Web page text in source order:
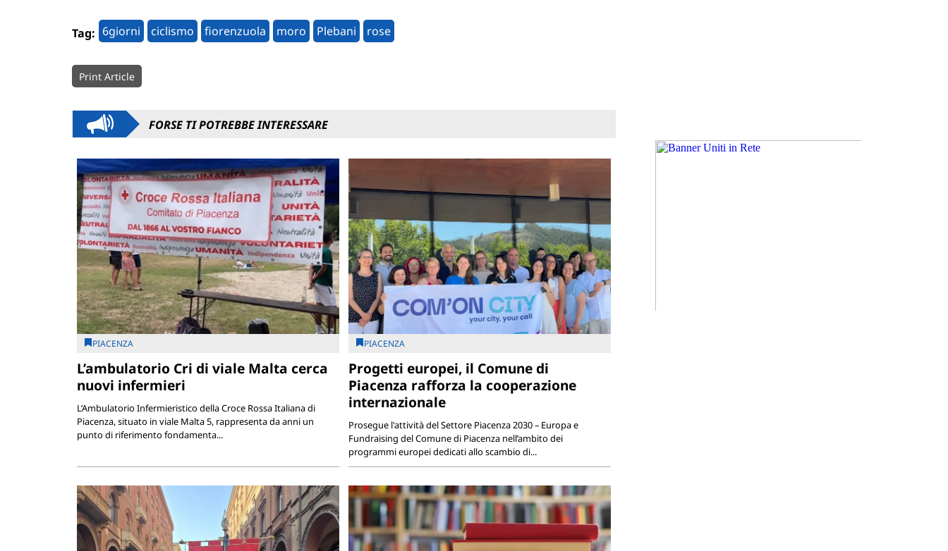
Tag: 6giorni ciclismo fiorenzuola moro Plebani rose
Print Article
FORSE TI POTREBBE INTERESSARE
PIACENZA
L’ambulatorio Cri di viale Malta cerca
nuovi infermieri
L’Ambulatorio Infermieristico della Croce Rossa Italiana di
Piacenza, situato in viale Malta 5, rappresenta da anni un
punto di riferimento fondamenta...
PIACENZA
Progetti europei, il Comune di
Piacenza rafforza la cooperazione
internazionale
Prosegue l'attività del Settore Piacenza 2030 – Europa e
Fundraising del Comune di Piacenza nell’ambito dei
programmi europei dedicati allo scambio di...